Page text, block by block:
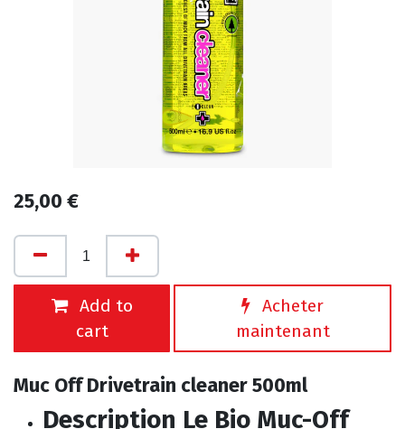
25,00 €
Add to
cart
Acheter
maintenant
Muc Off Drivetrain cleaner 500ml
Description Le Bio Muc-Off